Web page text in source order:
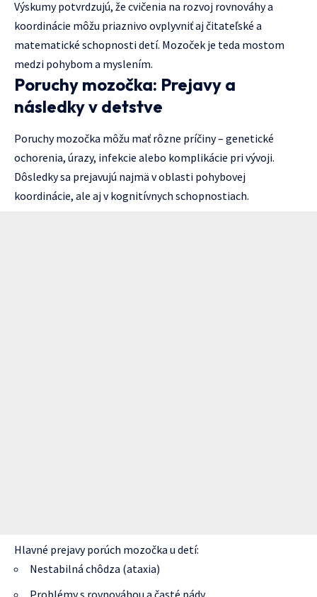
Výskumy potvrdzujú, že cvičenia na rozvoj rovnováhy a
koordinácie môžu priaznivo ovplyvniť aj čitateľské a
matematické schopnosti detí. Mozoček je teda mostom
medzi pohybom a myslením.
Poruchy mozočka: Prejavy a
následky v detstve
Poruchy mozočka môžu mať rôzne príčiny – genetické
ochorenia, úrazy, infekcie alebo komplikácie pri vývoji.
Dôsledky sa prejavujú najmä v oblasti pohybovej
koordinácie, ale aj v kognitívnych schopnostiach.
Hlavné prejavy porúch mozočka u detí:
Nestabilná chôdza (ataxia)
Problémy s rovnováhou a časté pády